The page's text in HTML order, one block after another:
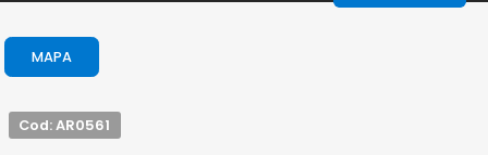
MAPA
Cod: AR0561